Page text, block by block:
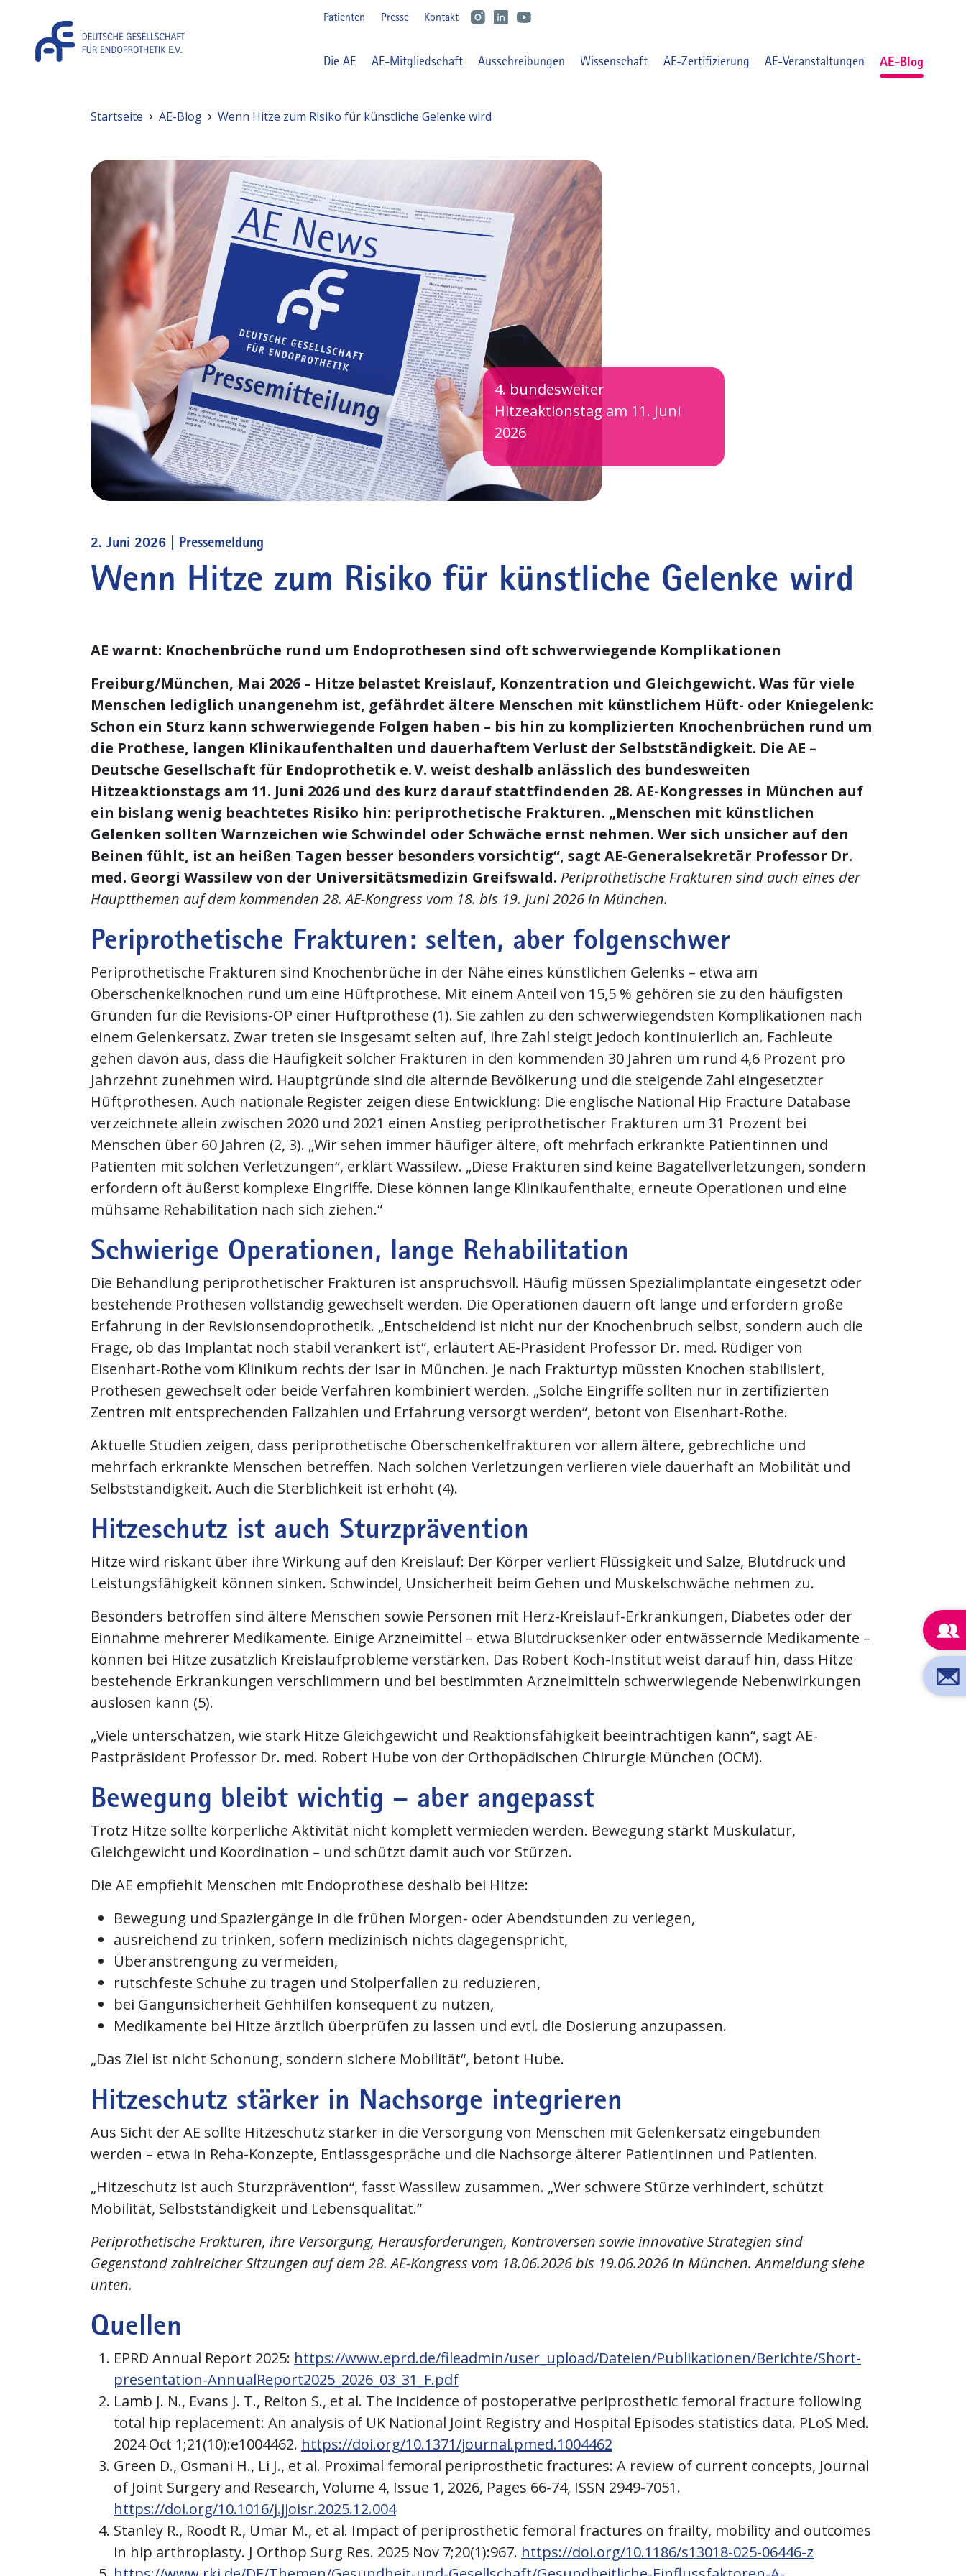
Benutzermenü
Patienten Presse Kontakt
Main navigation
Die AE AE-Mitgliedschaft Ausschreibungen Wissenschaft AE-Zertifizierung AE-Veranstaltungen AE-Blog
Pfadnavigation
Startseite AE-Blog Wenn Hitze zum Risiko für künstliche Gelenke wird
4. bundesweiter
Hitzeaktionstag am 11. Juni
2026
2. Juni 2026 | Pressemeldung
Wenn Hitze zum Risiko für künstliche Gelenke wird
AE warnt: Knochenbrüche rund um Endoprothesen sind oft schwerwiegende Komplikationen
Freiburg/München, Mai 2026 – Hitze belastet Kreislauf, Konzentration und Gleichgewicht. Was für viele
Menschen lediglich unangenehm ist, gefährdet ältere Menschen mit künstlichem Hüft- oder Kniegelenk:
Schon ein Sturz kann schwerwiegende Folgen haben – bis hin zu komplizierten Knochenbrüchen rund um
die Prothese, langen Klinikaufenthalten und dauerhaftem Verlust der Selbstständigkeit. Die AE –
Deutsche Gesellschaft für Endoprothetik e. V. weist deshalb anlässlich des bundesweiten
Hitzeaktionstags am 11. Juni 2026 und des kurz darauf stattfindenden 28. AE-Kongresses in München auf
ein bislang wenig beachtetes Risiko hin: periprothetische Frakturen. „Menschen mit künstlichen
Gelenken sollten Warnzeichen wie Schwindel oder Schwäche ernst nehmen. Wer sich unsicher auf den
Beinen fühlt, ist an heißen Tagen besser besonders vorsichtig“, sagt AE-Generalsekretär Professor Dr.
med. Georgi Wassilew von der Universitätsmedizin Greifswald. Periprothetische Frakturen sind auch eines der
Hauptthemen auf dem kommenden 28. AE-Kongress vom 18. bis 19. Juni 2026 in München.
Periprothetische Frakturen: selten, aber folgenschwer
Periprothetische Frakturen sind Knochenbrüche in der Nähe eines künstlichen Gelenks – etwa am
Oberschenkelknochen rund um eine Hüftprothese. Mit einem Anteil von 15,5 % gehören sie zu den häufigsten
Gründen für die Revisions-OP einer Hüftprothese (1). Sie zählen zu den schwerwiegendsten Komplikationen nach
einem Gelenkersatz. Zwar treten sie insgesamt selten auf, ihre Zahl steigt jedoch kontinuierlich an. Fachleute
gehen davon aus, dass die Häufigkeit solcher Frakturen in den kommenden 30 Jahren um rund 4,6 Prozent pro
Jahrzehnt zunehmen wird. Hauptgründe sind die alternde Bevölkerung und die steigende Zahl eingesetzter
Hüftprothesen. Auch nationale Register zeigen diese Entwicklung: Die englische National Hip Fracture Database
verzeichnete allein zwischen 2020 und 2021 einen Anstieg periprothetischer Frakturen um 31 Prozent bei
Menschen über 60 Jahren (2, 3). „Wir sehen immer häufiger ältere, oft mehrfach erkrankte Patientinnen und
Patienten mit solchen Verletzungen“, erklärt Wassilew. „Diese Frakturen sind keine Bagatellverletzungen, sondern
erfordern oft äußerst komplexe Eingriffe. Diese können lange Klinikaufenthalte, erneute Operationen und eine
mühsame Rehabilitation nach sich ziehen.“
Schwierige Operationen, lange Rehabilitation
Die Behandlung periprothetischer Frakturen ist anspruchsvoll. Häufig müssen Spezialimplantate eingesetzt oder
bestehende Prothesen vollständig gewechselt werden. Die Operationen dauern oft lange und erfordern große
Erfahrung in der Revisionsendoprothetik. „Entscheidend ist nicht nur der Knochenbruch selbst, sondern auch die
Frage, ob das Implantat noch stabil verankert ist“, erläutert AE-Präsident Professor Dr. med. Rüdiger von
Eisenhart-Rothe vom Klinikum rechts der Isar in München. Je nach Frakturtyp müssten Knochen stabilisiert,
Prothesen gewechselt oder beide Verfahren kombiniert werden. „Solche Eingriffe sollten nur in zertifizierten
Zentren mit entsprechenden Fallzahlen und Erfahrung versorgt werden“, betont von Eisenhart-Rothe.
Aktuelle Studien zeigen, dass periprothetische Oberschenkelfrakturen vor allem ältere, gebrechliche und
mehrfach erkrankte Menschen betreffen. Nach solchen Verletzungen verlieren viele dauerhaft an Mobilität und
Selbstständigkeit. Auch die Sterblichkeit ist erhöht (4).
Hitzeschutz ist auch Sturzprävention
Hitze wird riskant über ihre Wirkung auf den Kreislauf: Der Körper verliert Flüssigkeit und Salze, Blutdruck und
Leistungsfähigkeit können sinken. Schwindel, Unsicherheit beim Gehen und Muskelschwäche nehmen zu.
Besonders betroffen sind ältere Menschen sowie Personen mit Herz-Kreislauf-Erkrankungen, Diabetes oder der
Einnahme mehrerer Medikamente. Einige Arzneimittel – etwa Blutdrucksenker oder entwässernde Medikamente –
können bei Hitze zusätzlich Kreislaufprobleme verstärken. Das Robert Koch-Institut weist darauf hin, dass Hitze
bestehende Erkrankungen verschlimmern und bei bestimmten Arzneimitteln schwerwiegende Nebenwirkungen
auslösen kann (5).
„Viele unterschätzen, wie stark Hitze Gleichgewicht und Reaktionsfähigkeit beeinträchtigen kann“, sagt AE-
Pastpräsident Professor Dr. med. Robert Hube von der Orthopädischen Chirurgie München (OCM).
Bewegung bleibt wichtig – aber angepasst
Trotz Hitze sollte körperliche Aktivität nicht komplett vermieden werden. Bewegung stärkt Muskulatur,
Gleichgewicht und Koordination – und schützt damit auch vor Stürzen.
Die AE empfiehlt Menschen mit Endoprothese deshalb bei Hitze:
Bewegung und Spaziergänge in die frühen Morgen- oder Abendstunden zu verlegen,
ausreichend zu trinken, sofern medizinisch nichts dagegenspricht,
Überanstrengung zu vermeiden,
rutschfeste Schuhe zu tragen und Stolperfallen zu reduzieren,
bei Gangunsicherheit Gehhilfen konsequent zu nutzen,
Medikamente bei Hitze ärztlich überprüfen zu lassen und evtl. die Dosierung anzupassen.
„Das Ziel ist nicht Schonung, sondern sichere Mobilität“, betont Hube.
Hitzeschutz stärker in Nachsorge integrieren
Aus Sicht der AE sollte Hitzeschutz stärker in die Versorgung von Menschen mit Gelenkersatz eingebunden
werden – etwa in Reha-Konzepte, Entlassgespräche und die Nachsorge älterer Patientinnen und Patienten.
„Hitzeschutz ist auch Sturzprävention“, fasst Wassilew zusammen. „Wer schwere Stürze verhindert, schützt
Mobilität, Selbstständigkeit und Lebensqualität.“
Periprothetische Frakturen, ihre Versorgung, Herausforderungen, Kontroversen sowie innovative Strategien sind
Gegenstand zahlreicher Sitzungen auf dem 28. AE-Kongress vom 18.06.2026 bis 19.06.2026 in München. Anmeldung siehe
unten.
Quellen
EPRD Annual Report 2025: https://www.eprd.de/fileadmin/user_upload/Dateien/Publikationen/Berichte/Short-
presentation-AnnualReport2025_2026_03_31_F.pdf
Lamb J. N., Evans J. T., Relton S., et al. The incidence of postoperative periprosthetic femoral fracture following
total hip replacement: An analysis of UK National Joint Registry and Hospital Episodes statistics data. PLoS Med.
2024 Oct 1;21(10):e1004462. https://doi.org/10.1371/journal.pmed.1004462
Green D., Osmani H., Li J., et al. Proximal femoral periprosthetic fractures: A review of current concepts, Journal
of Joint Surgery and Research, Volume 4, Issue 1, 2026, Pages 66-74, ISSN 2949-7051.
https://doi.org/10.1016/j.jjoisr.2025.12.004
Stanley R., Roodt R., Umar M., et al. Impact of periprosthetic femoral fractures on frailty, mobility and outcomes
in hip arthroplasty. J Orthop Surg Res. 2025 Nov 7;20(1):967. https://doi.org/10.1186/s13018-025-06446-z